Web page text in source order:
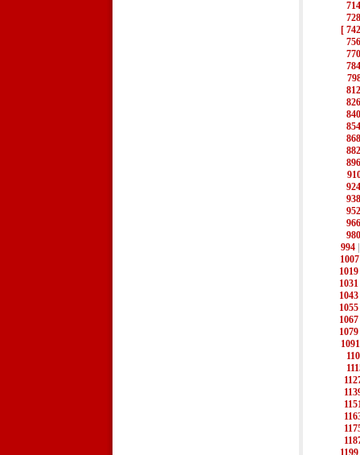
714
728
[
756
770
784
812
826
840
854
868
882
896
924
938
952
966
980
994
1007
1019
1031
1043
1055
1067
1079
1091
1199